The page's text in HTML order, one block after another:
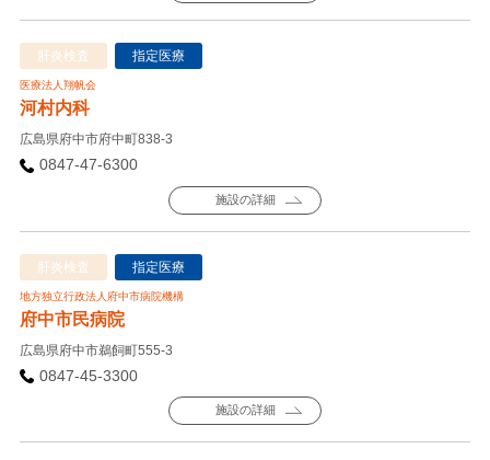
肝炎検査 指定医療
医療法人翔帆会
河村内科
広島県府中市府中町838-3
0847-47-6300
施設の詳細
肝炎検査 指定医療
地方独立行政法人府中市病院機構
府中市民病院
広島県府中市鵜飼町555-3
0847-45-3300
施設の詳細